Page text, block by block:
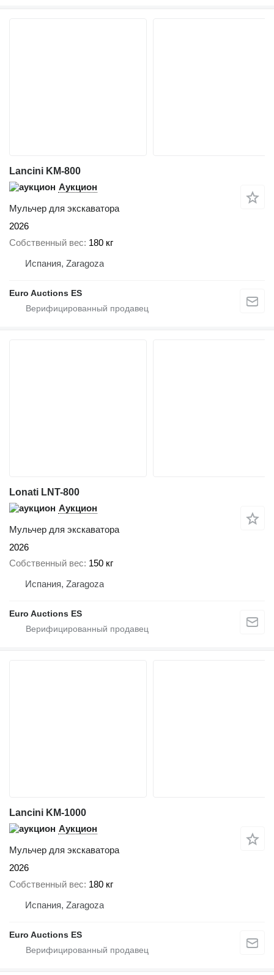
Lancini KM-800
Аукцион
Мульчер для экскаватора
2026
Собственный вес 180 кг
Испания, Zaragoza
Euro Auctions ES
Lonati LNT-800
Аукцион
Мульчер для экскаватора
2026
Собственный вес 150 кг
Испания, Zaragoza
Euro Auctions ES
Lancini KM-1000
Аукцион
Мульчер для экскаватора
2026
Собственный вес 180 кг
Испания, Zaragoza
Euro Auctions ES